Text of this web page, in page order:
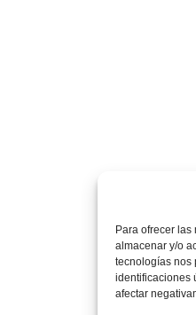
Para ofrecer
almacenar y/o
tecnologías nos
identificaciones
afectar